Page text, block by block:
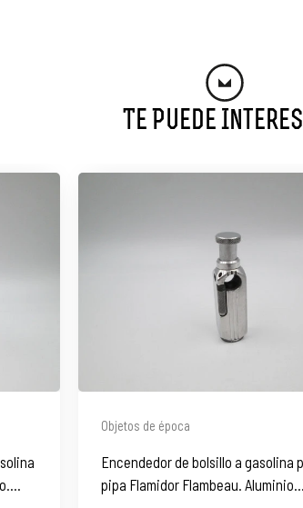
Te Puede
Objetos de época
Encendedor de bolsillo a gasolina
pipa Flamidor Flambeau. Aluminio.